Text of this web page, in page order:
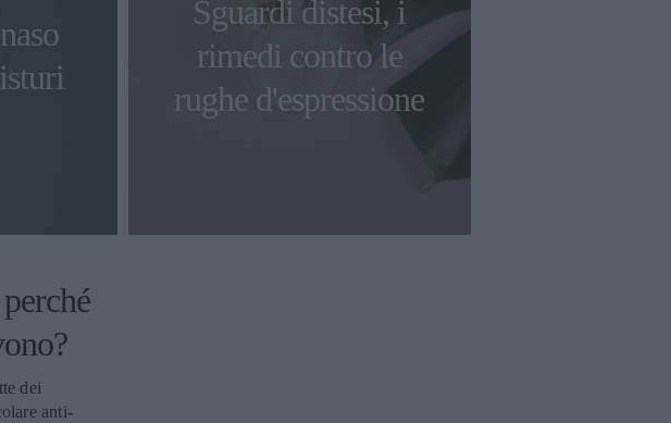
Sguardi distesi, i
rimedi contro le
rughe d'espressione
dei
anti-